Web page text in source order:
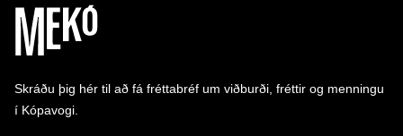
Skráðu þig hér til að fá fréttabréf um viðburði, fréttir og menningu
í Kópavogi.